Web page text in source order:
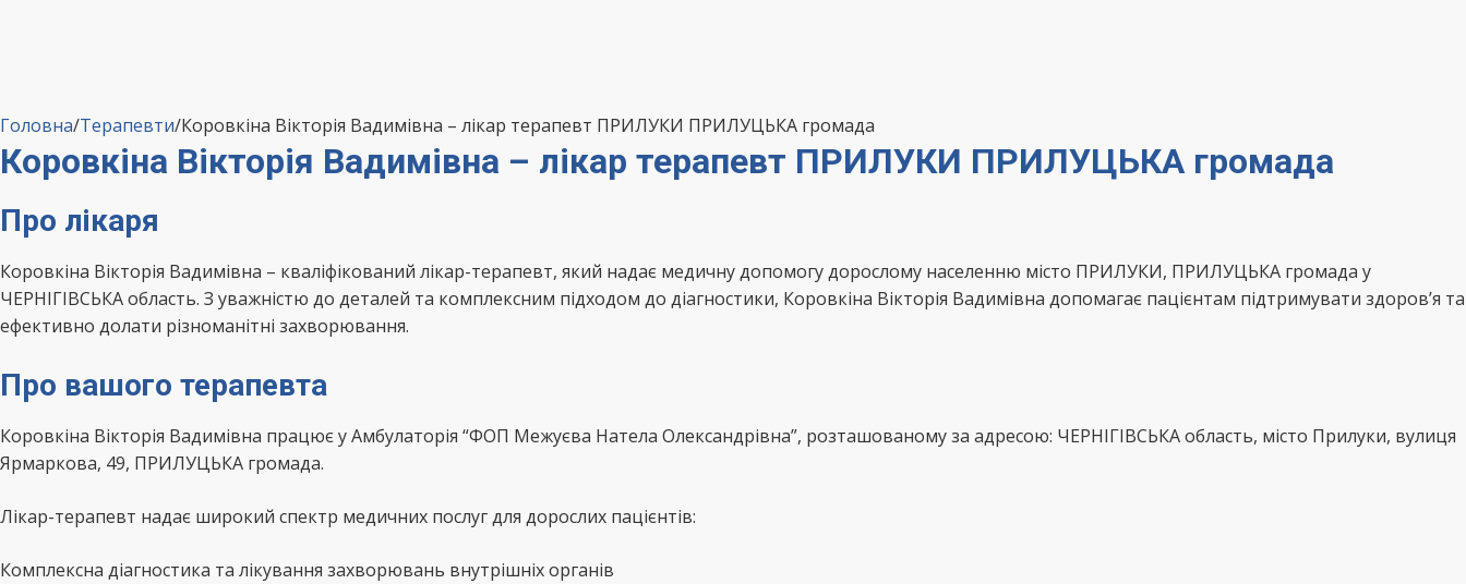
Головна/Терапевти/Коровкіна Вікторія Вадимівна – лікар терапевт ПРИЛУКИ ПРИЛУЦЬКА громада
Коровкіна Вікторія Вадимівна – лікар терапевт ПРИЛУКИ ПРИЛУЦЬКА громада
Про лікаря
Коровкіна Вікторія Вадимівна – кваліфікований лікар-терапевт, який надає медичну допомогу дорослому населенню місто ПРИЛУКИ, ПРИЛУЦЬКА громада у
ЧЕРНІГІВСЬКА область. З уважністю до деталей та комплексним підходом до діагностики, Коровкіна Вікторія Вадимівна допомагає пацієнтам підтримувати здоров’я та
ефективно долати різноманітні захворювання.
Про вашого терапевта
Коровкіна Вікторія Вадимівна працює у Амбулаторія “ФОП Межуєва Натела Олександрівна”, розташованому за адресою: ЧЕРНІГІВСЬКА область, місто Прилуки, вулиця
Ярмаркова, 49, ПРИЛУЦЬКА громада.
Лікар-терапевт надає широкий спектр медичних послуг для дорослих пацієнтів:
Комплексна діагностика та лікування захворювань внутрішніх органів